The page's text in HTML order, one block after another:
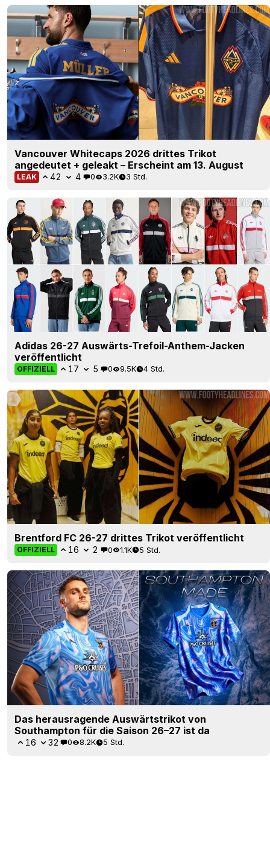
Vancouver Whitecaps 2026 drittes Trikot
angedeutet + geleakt – Erscheint am 13. August
LEAK 42 4 0 3.2K 3 Std.
Adidas 26-27 Auswärts-Trefoil-Anthem-Jacken
veröffentlicht
OFFIZIELL 17 5 0 9.5K 4 Std.
Brentford FC 26-27 drittes Trikot veröffentlicht
OFFIZIELL 16 2 0 1.1K 5 Std.
Das herausragende Auswärtstrikot von
Southampton für die Saison 26–27 ist da
16 32 0 8.2K 5 Std.